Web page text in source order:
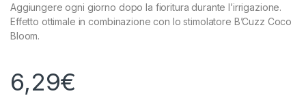
Aggiungere ogni giorno dopo la fioritura durante l’irrigazione.
Effetto ottimale in combinazione con lo stimolatore B’Cuzz Coco
Bloom.
6,29€